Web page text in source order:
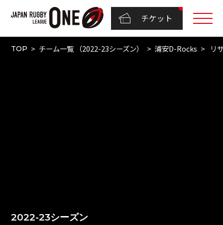
チケット
TOP チーム一覧 （2022-23シーズン） 浦安D-Rocks リ
2022-23シーズン